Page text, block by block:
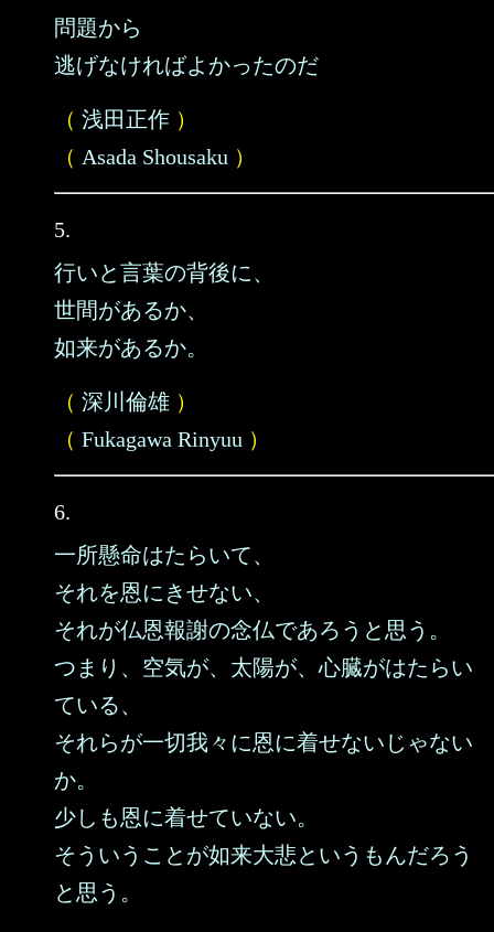
問題から
逃げなければよかったのだ
（ 浅田正作 ）
（ Asada Shousaku ）
5.
行いと言葉の背後に、
世間があるか、
如来があるか。
（ 深川倫雄 ）
（ Fukagawa Rinyuu ）
6.
一所懸命はたらいて、
それを恩にきせない、
それが仏恩報謝の念仏であろうと思う。
つまり、空気が、太陽が、心臓がはたらい
ている、
それらが一切我々に恩に着せないじゃない
か。
少しも恩に着せていない。
そういうことが如来大悲というもんだろう
と思う。